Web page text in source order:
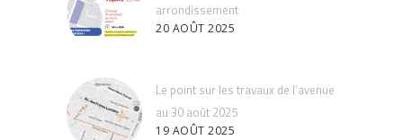
arrondissement
20 AOÛT 2025
Le point sur les travaux de l’avenue
au 30 août 2025
19 AOÛT 2025